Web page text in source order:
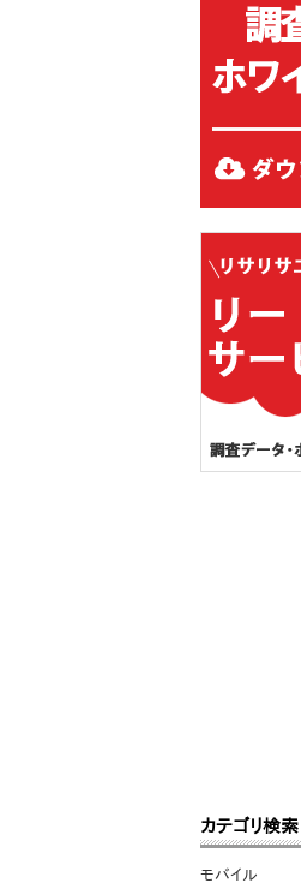
カテゴリ検索
モバイル